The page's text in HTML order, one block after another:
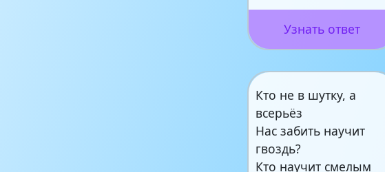
Узнать ответ
Кто не в шутку, а
всерьёз
Нас забить научит
гвоздь?
Кто научит смелым